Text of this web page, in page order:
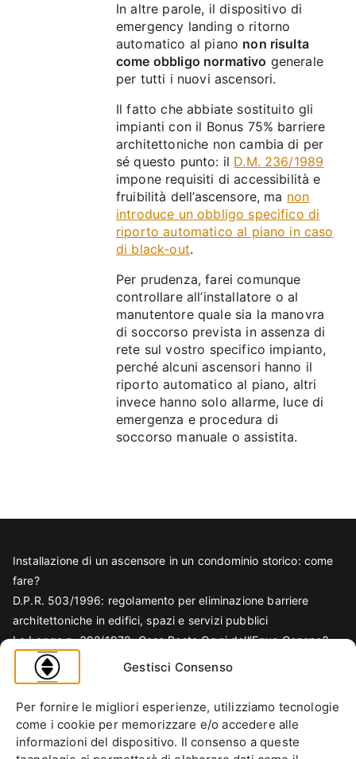
Gestisci Consenso
Per fornire le migliori esperienze, utilizziamo tecnologie
come i cookie per memorizzare e/o accedere alle
informazioni del dispositivo. Il consenso a queste
In altre parole, il dispositivo di
emergency landing o ritorno
automatico al piano non risulta
come obbligo normativo generale
per tutti i nuovi ascensori.
Il fatto che abbiate sostituito gli
impianti con il Bonus 75% barriere
architettoniche non cambia di per
sé questo punto: il D.M. 236/1989
impone requisiti di accessibilità e
fruibilità dell’ascensore, ma non
introduce un obbligo specifico di
riporto automatico al piano in caso
di black-out.
Per prudenza, farei comunque
controllare all’installatore o al
manutentore quale sia la manovra
di soccorso prevista in assenza di
rete sul vostro specifico impianto,
perché alcuni ascensori hanno il
riporto automatico al piano, altri
invece hanno solo allarme, luce di
emergenza e procedura di
soccorso manuale o assistita.
Installazione di un ascensore in un condominio storico: come
fare?
D.P.R. 503/1996: regolamento per eliminazione barriere
architettoniche in edifici, spazi e servizi pubblici
La Legge n. 392/1978: Cosa Resta Oggi dell’Equo Canone?
Legge Regionale n. 6/1989: Analisi Tecnica per Progettisti e
Amministratori
Norma EN 81-70 e sicurezza nella progettazione ascensore
Ascensore Condominiale
Barriere Architettoniche